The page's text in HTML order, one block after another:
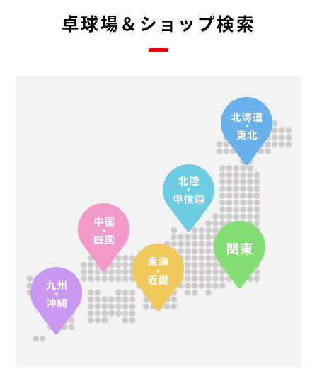
卓球場＆ショップ検索